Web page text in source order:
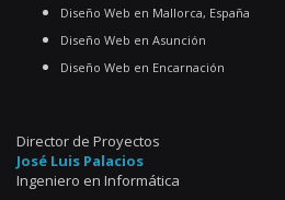
Diseño Web en Mallorca, España
Diseño Web en Asunción
Diseño Web en Encarnación
Director de Proyectos
José Luis Palacios
Ingeniero en Informática